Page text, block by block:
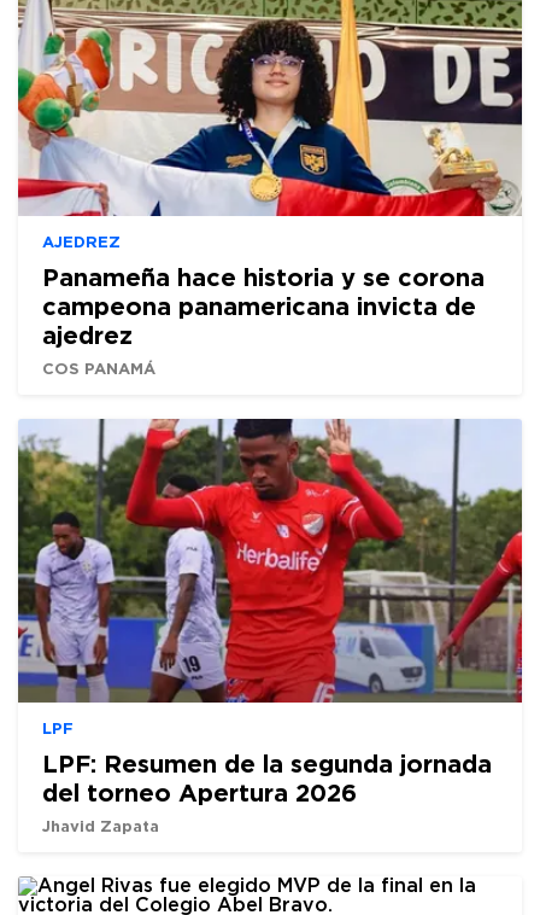
AJEDREZ
Panameña hace historia y se corona
campeona panamericana invicta de
ajedrez
COS PANAMÁ
LPF
LPF: Resumen de la segunda jornada
del torneo Apertura 2026
Jhavid Zapata